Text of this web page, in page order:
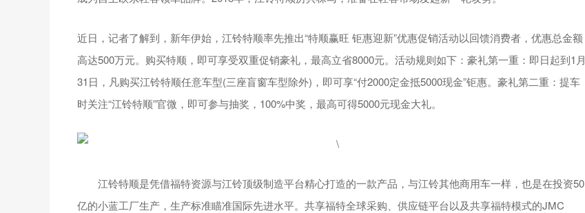
近日，记者了解到，新年伊始，江铃特顺率先推出“特顺赢旺 钜惠迎新”优惠促销活动以回馈消费者，优惠总金额
高达500万元。购买特顺，即可享受双重促销豪礼，最高立省8000元。活动规则如下：豪礼第一重：即日起到1月
31日，凡购买江铃特顺任意车型(三座盲窗车型除外)，即可享“付2000定金抵5000现金”钜惠。豪礼第二重：提车
时关注“江铃特顺”官微，即可参与抽奖，100%中奖，最高可得5000元现金大礼。
江铃特顺是凭借福特资源与江铃顶级制造平台精心打造的一款产品，与江铃其他商用车一样，也是在投资50
亿的小蓝工厂生产，生产标准瞄准国际先进水平。共享福特全球采购、供应链平台以及共享福特模式的JMC